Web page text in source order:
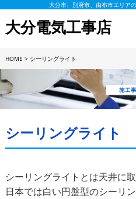
大分市、別府市、由布市エリア
大分電気工事店
HOME > シーリングライト
シーリングライト
シーリングライトとは天井に
日本では白い円盤型のシーリ